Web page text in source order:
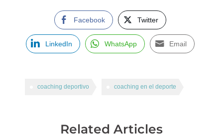
Facebook Twitter
LinkedIn WhatsApp Email
coaching deportivo coaching en el deporte
Related Articles